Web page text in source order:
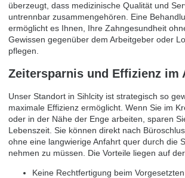
überzeugt, dass medizinische Qualität und
untrennbar zusammengehören. Eine
ermöglicht es Ihnen, Ihre Zahngesundheit
Gewissen gegenüber dem Arbeitgeber oder
pflegen.
Zeitersparnis und Effizienz im
Unser Standort in Sihlcity ist strategisch so
maximale Effizienz ermöglicht. Wenn Sie im
oder in der Nähe der Enge arbeiten, sparen
Lebenszeit. Sie können direkt nach
ohne eine langwierige Anfahrt quer durch die
nehmen zu müssen. Die Vorteile liegen auf
Keine Rechtfertigung beim